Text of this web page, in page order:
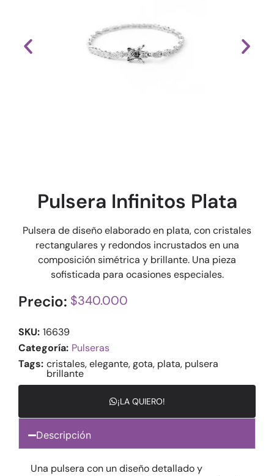
Pulsera Infinitos Plata
Pulsera de diseño elaborado en plata, con cristales
rectangulares y redondos incrustados en una
composición simétrica y brillante. Una pieza
sofisticada para ocasiones especiales.
Precio: $340.000
SKU: 16639
Categoría: Pulseras
Tags: cristales,elegante,gota, plata, pulsera
brillante
¡LA QUIERO!
Descripción
Una pulsera con un diseño detallado y